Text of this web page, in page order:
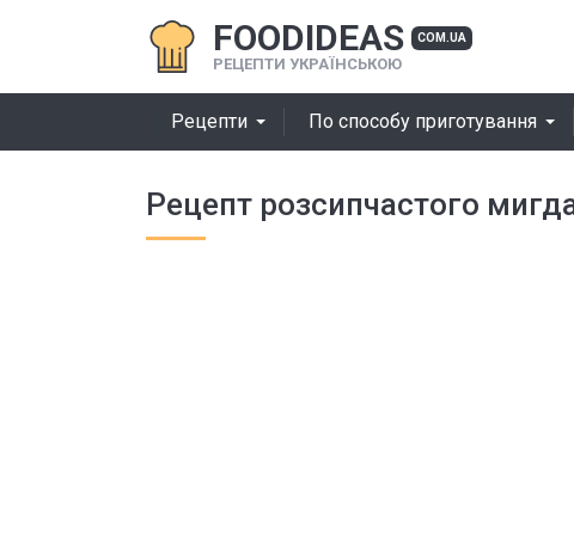
FOODIDEAS COM.UA
РЕЦЕПТИ УКРАЇНСЬКОЮ
Рецепти По способу приготування
Рецепт розсипчастого